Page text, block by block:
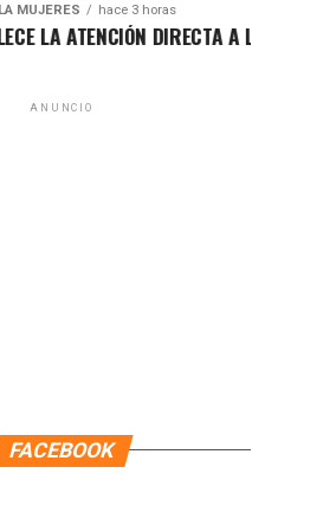
MUJERES hace 3 horas
DIRECTA A LAS FAMILIAS
ANUNCIO
FACEBOOK